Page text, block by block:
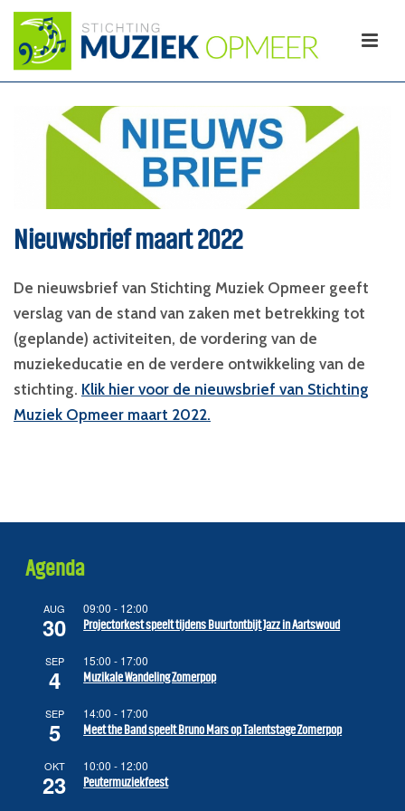
Nieuwsbrief maart 2022
De nieuwsbrief van Stichting Muziek Opmeer geeft
verslag van de stand van zaken met betrekking tot
(geplande) activiteiten, de vordering van de
muziekeducatie en de verdere ontwikkeling van de
stichting. Klik hier voor de nieuwsbrief van Stichting
Muziek Opmeer maart 2022.
Agenda
AUG
30
09:00 - 12:00
Projectorkest speelt tijdens Buurtontbijt Jazz in Aartswoud
SEP
4
15:00 - 17:00
Muzikale Wandeling Zomerpop
SEP
5
14:00 - 17:00
Meet the Band speelt Bruno Mars op Talentstage Zomerpop
OKT
23
10:00 - 12:00
Peutermuziekfeest